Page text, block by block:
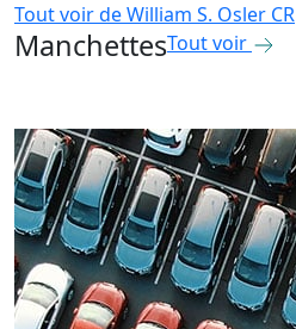
Tout voir deWilliam S. Osler CR
ManchettesTout voir